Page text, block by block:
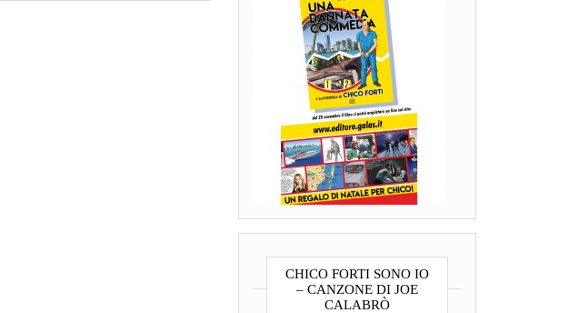
CHICO FORTI SONO IO
– CANZONE DI JOE
CALABRÒ